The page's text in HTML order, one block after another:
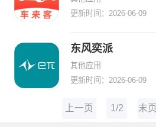
更新时间：2026-06-09
东风奕派
其他应用
更新时间：2026-06-09
上一页 1/2 末页